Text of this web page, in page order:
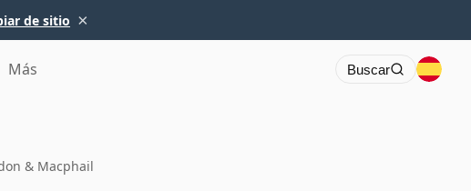
de sitio ×
Más Buscar
& Macphail